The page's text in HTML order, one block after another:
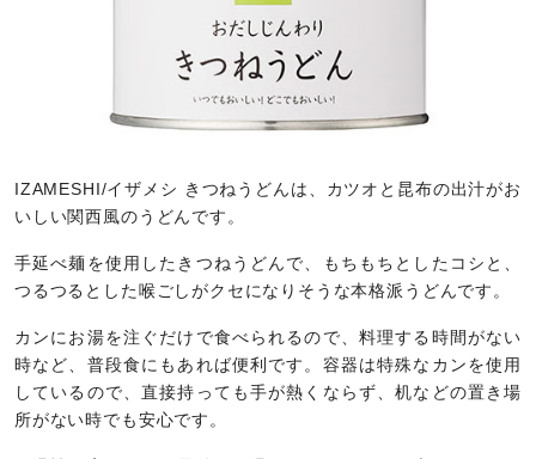
IZAMESHI/イザメシ きつねうどんは、カツオと昆布の出汁がお
いしい関西風のうどんです。
手延べ麺を使用したきつねうどんで、もちもちとしたコシと、
つるつるとした喉ごしがクセになりそうな本格派うどんです。
カンにお湯を注ぐだけで食べられるので、料理する時間がない
時など、普段食にもあれば便利です。容器は特殊なカンを使用
しているので、直接持っても手が熱くならず、机などの置き場
所がない時でも安心です。